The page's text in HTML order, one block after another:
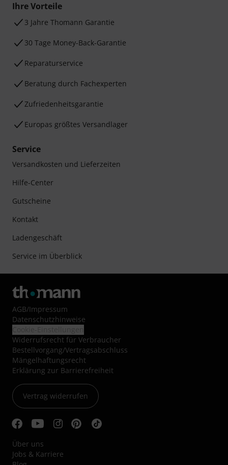
Ihre Vorteile
3 Jahre Thomann Garantie
30 Tage Money-Back-Garantie
Reparaturservice
Beratung durch Fachexperten
Zufriedenheitsgarantie
Europas größtes Versandlager
Service
Versandkosten und Lieferzeiten
Hilfe-Center
Gutscheine
Kontakt
Ladengeschäft
Service im Überblick
AGB/Impressum
Datenschutzhinweise
Widerrufsrecht für Verbraucher
Bestellvorgang/Vertragsabschluss
Mängelhaftungsrecht
Erklärung zur Barrierefreiheit
Vertrag widerrufen
Über uns
Jobs & Karriere